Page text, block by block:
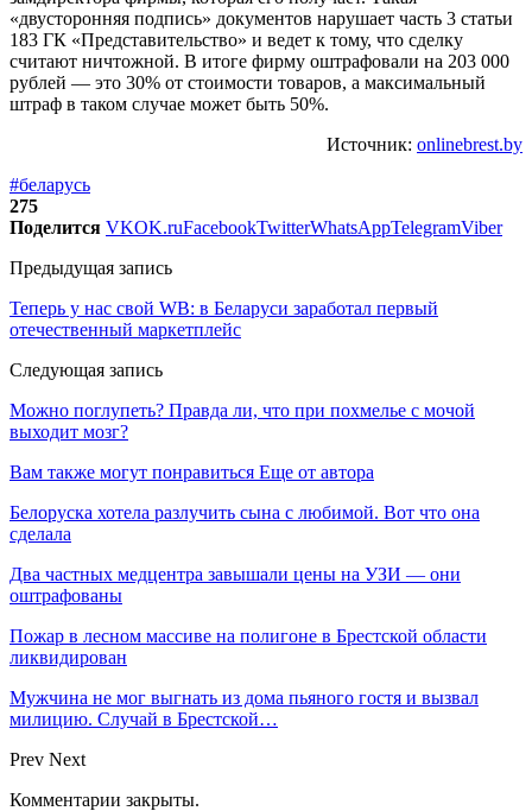
«двусторонняя подпись» документов нарушает часть 3 статьи
183 ГК «Представительство» и ведет к тому, что сделку
считают ничтожной. В итоге фирму оштрафовали на 203 000
рублей — это 30% от стоимости товаров, а максимальный
штраф в таком случае может быть 50%.
Источник: onlinebrest.by
#беларусь
275
Поделится VKOK.ruFacebookTwitterWhatsAppTelegramViber
Предыдущая запись
Теперь у нас свой WB: в Беларуси заработал первый
отечественный маркетплейс
Следующая запись
Можно поглупеть? Правда ли, что при похмелье с мочой
выходит мозг?
Вам также могут понравиться Еще от автора
Белоруска хотела разлучить сына с любимой. Вот что она
сделала
Два частных медцентра завышали цены на УЗИ — они
оштрафованы
Пожар в лесном массиве на полигоне в Брестской области
ликвидирован
Мужчина не мог выгнать из дома пьяного гостя и вызвал
милицию. Случай в Брестской…
Prev Next
Комментарии закрыты.